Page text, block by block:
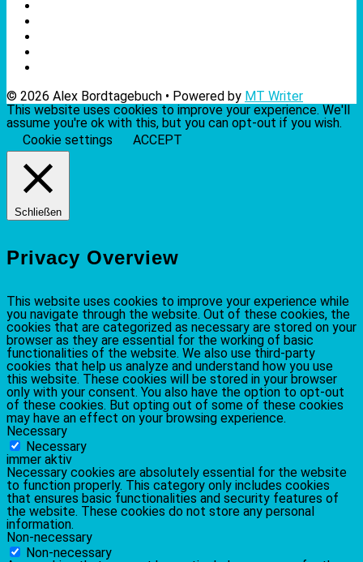
© 2026 Alex Bordtagebuch • Powered by MT Writer
This website uses cookies to improve your experience. We'll
assume you're ok with this, but you can opt-out if you wish.
Cookie settings
ACCEPT
Schließen
Privacy Overview
This website uses cookies to improve your experience while
you navigate through the website. Out of these cookies, the
cookies that are categorized as necessary are stored on your
browser as they are essential for the working of basic
functionalities of the website. We also use third-party
cookies that help us analyze and understand how you use
this website. These cookies will be stored in your browser
only with your consent. You also have the option to opt-out
of these cookies. But opting out of some of these cookies
may have an effect on your browsing experience.
Necessary
Necessary
immer aktiv
Necessary cookies are absolutely essential for the website
to function properly. This category only includes cookies
that ensures basic functionalities and security features of
the website. These cookies do not store any personal
information.
Non-necessary
Non-necessary